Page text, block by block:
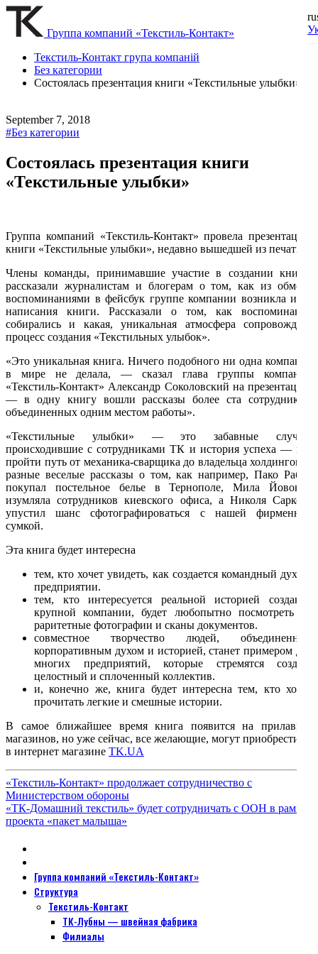
Группа компаний «Текстиль-Контакт»
Текстиль-Контакт група компаній
Без категории
Состоялась презентация книги «Текстильные улыбки»
September 7, 2018
#Без категории
Состоялась презентация книги
«Текстильные улыбки»
Группа компаний «Текстиль-Контакт» провела презентацию
книги «Текстильные улыбки», недавно вышедшей из печати.
Члены команды, принимавшие участие в создании книги,
рассказали журналистам и блогерам о том, как из обмена
воспоминаниями в фейсбук группе компании возникла идея
написания книги. Рассказали о том, как воспоминания
собирались и какая, уникальная атмосфера сопровождала
процесс создания «Текстильных улыбок».
«Это уникальная книга. Ничего подобного ни одна компания
в мире не делала, — сказал глава группы компаний
«Текстиль-Контакт» Александр Соколовский на презентации,
— в одну книгу вошли рассказы более ста сотрудников,
объединенных одним местом работы».
«Текстильные улыбки» — это забавные случаи,
происходившие с сотрудниками ТК и история успеха — как
пройти путь от механика-сварщика до владельца холдингом и
разные веселые рассказы о том, как например, Пако Рабан
покупал постельное белье в Тернополе, Мила Йовович
изумляла сотрудников киевского офиса, а Николя Саркози
упустил шанс сфотографироваться с нашей фирменной
сумкой.
Эта книга будет интересна
тем, кто хочет увидеть, как создается командный дух на
предприятии.
тем, кто интересуется реальной историей создания
крупной компании, будет любопытно посмотреть на
раритетные фотографии и сканы документов.
совместное творчество людей, объединенных
корпоративным духом и историей, станет примером для
многих предприятий, которые стремятся создать
целостный и сплоченный коллектив.
и, конечно же, книга будет интересна тем, кто хочет
прочитать легкие и смешные истории.
В самое ближайшее время книга появится на прилавках
магазинов, но уже сейчас, все желающие, могут приобрести ее
в интернет магазине TK.UA
«Текстиль-Контакт» продолжает сотрудничество с
Министерством обороны
«ТК-Домашний текстиль» будет сотрудничать с ООН в рамках
проекта «пакет малыша»
Группа компаний «Текстиль-Контакт»
Структура
Текстиль-Контакт
ТК-Лубны — швейная фабрика
Филиалы